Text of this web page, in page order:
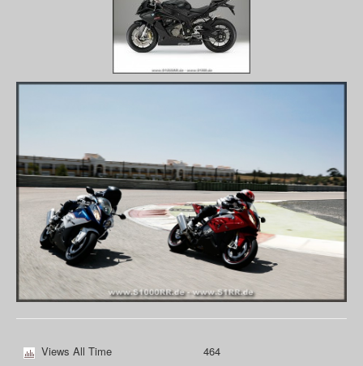
Views All Time
464